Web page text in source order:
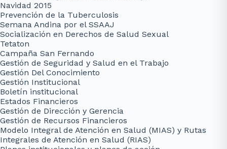
Navidad 2015
Prevención de la Tuberculosis
Semana Andina por el SSAAJ
Socialización en Derechos de Salud Sexual
Tetaton
Campaña San Fernando
Gestión de Seguridad y Salud en el Trabajo
Gestión Del Conocimiento
Gestión Institucional
Boletín institucional
Estados Financieros
Gestión de Dirección y Gerencia
Gestión de Recursos Financieros
Modelo Integral de Atención en Salud (MIAS) y Rutas
Integrales de Atención en Salud (RIAS)